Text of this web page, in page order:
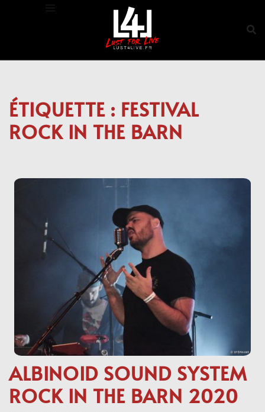
ÉTIQUETTE : FESTIVAL
ROCK IN THE BARN
ALBINOID SOUND SYSTEM
ROCK IN THE BARN 2020